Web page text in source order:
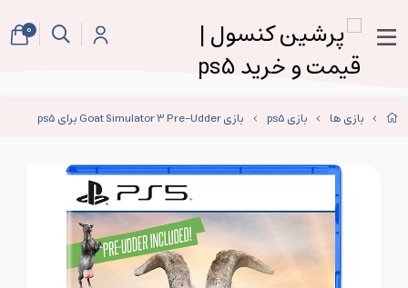
بازی ها بازی ps5 بازی Goat Simulator 3 Pre-Udder برای ps5
0